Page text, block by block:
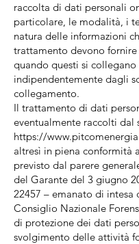
raccolta di dati personali
particolare, le modalità, i
natura delle informazioni
trattamento devono
quando questi si
indipendentemente dagli
collegamento.
Il trattamento di dati
eventualmente raccolti dal
https://
altresì in piena conformità
previsto dal parere
del Garante del 3 giugno
22457 – emanato di intesa
Consiglio Nazionale
di protezione dei dati
svolgimento delle attività